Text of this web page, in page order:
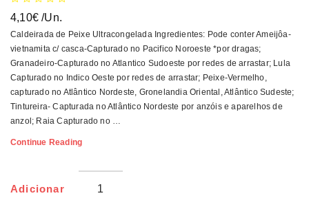
4,10€ /Un.
Caldeirada de Peixe Ultracongelada Ingredientes: Pode conter Ameijôa-
vietnamita c/ casca-Capturado no Pacifico Noroeste *por dragas;
Granadeiro-Capturado no Atlantico Sudoeste por redes de arrastar; Lula
Capturado no Indico Oeste por redes de arrastar; Peixe-Vermelho,
capturado no Atlântico Nordeste, Gronelandia Oriental, Atlântico Sudeste;
Tintureira- Capturada no Atlântico Nordeste por anzóis e aparelhos de
anzol; Raia Capturado no …
Continue ReadingCaldeirada
Peixe
Brasmar
Adicionar